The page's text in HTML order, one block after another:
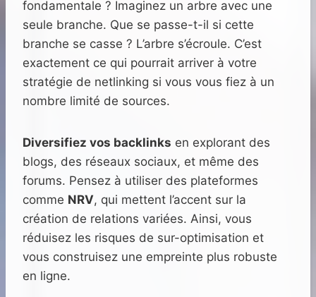
fondamentale ? Imaginez un arbre avec une
seule branche. Que se passe-t-il si cette
branche se casse ? L’arbre s’écroule. C’est
exactement ce qui pourrait arriver à votre
stratégie de netlinking si vous vous fiez à un
nombre limité de sources.
Diversifiez vos backlinks en explorant des
blogs, des réseaux sociaux, et même des
forums. Pensez à utiliser des plateformes
comme NRV, qui mettent l’accent sur la
création de relations variées. Ainsi, vous
réduisez les risques de sur-optimisation et
vous construisez une empreinte plus robuste
en ligne.